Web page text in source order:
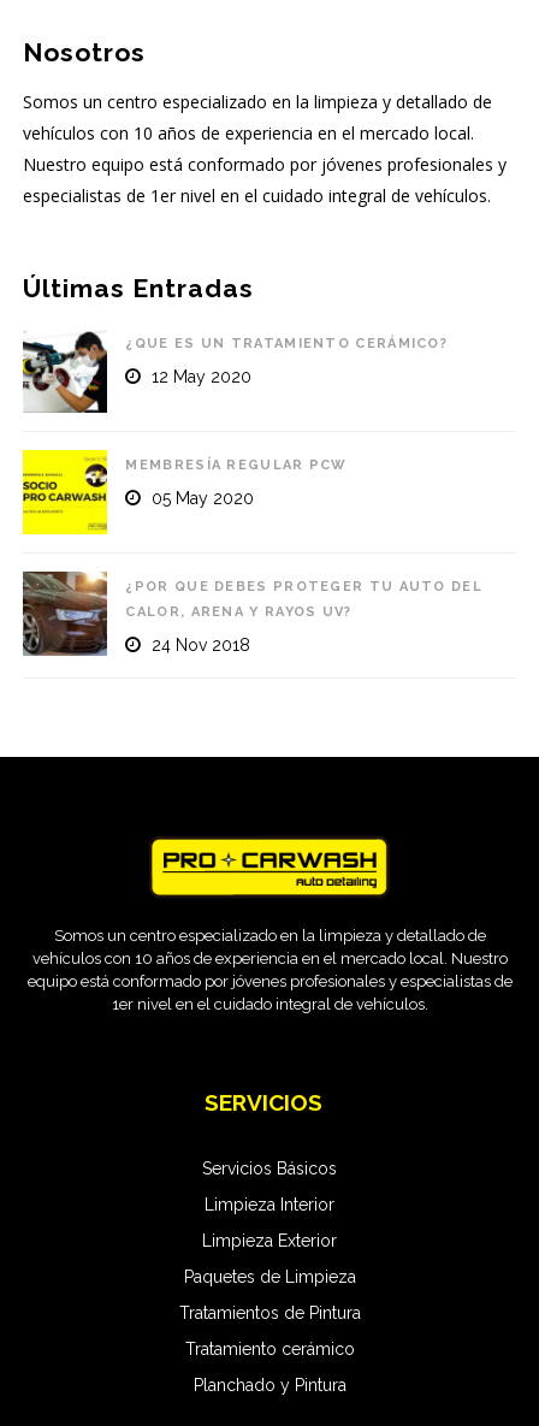
Nosotros
Somos un centro especializado en la limpieza y detallado de
vehículos con 10 años de experiencia en el mercado local.
Nuestro equipo está conformado por jóvenes profesionales y
especialistas de 1er nivel en el cuidado integral de vehículos.
Últimas Entradas
¿QUE ES UN TRATAMIENTO CERÁMICO?
12 May 2020
MEMBRESÍA REGULAR PCW
05 May 2020
¿POR QUE DEBES PROTEGER TU AUTO DEL
CALOR, ARENA Y RAYOS UV?
24 Nov 2018
Somos un centro especializado en la limpieza y detallado de
vehículos con 10 años de experiencia en el mercado local. Nuestro
equipo está conformado por jóvenes profesionales y especialistas de
1er nivel en el cuidado integral de vehículos.
SERVICIOS
Servicios Básicos
Limpieza Interior
Limpieza Exterior
Paquetes de Limpieza
Tratamientos de Pintura
Tratamiento cerámico
Planchado y Pintura